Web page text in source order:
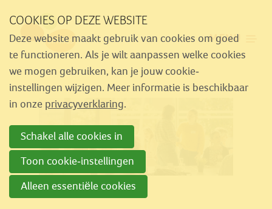
links
over
Spring
naar
navigatie
naar
hoofdinhoud
MENU
Aanbod
Nieuws
Activiteiten
Over Similes
Contact
Lid worden
COOKIES OP DEZE WEBSITE
Deze website maakt gebruik van cookies om goed
te functioneren. Als je wilt aanpassen welke cookies
we mogen gebruiken, kan je jouw cookie-
instellingen wijzigen. Meer informatie is beschikbaar
in onze privacyverklaring.
Schakel alle cookies in
Toon cookie-instellingen
Alleen essentiële cookies